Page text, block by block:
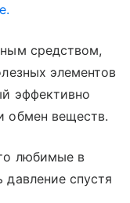
средством,
элементов
эффективно
обмен веществ.
любимые в
спустя